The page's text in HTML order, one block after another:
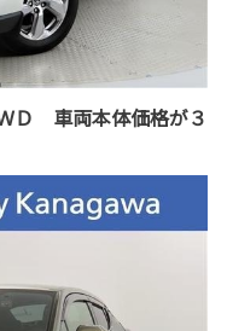
車両本体価格が３